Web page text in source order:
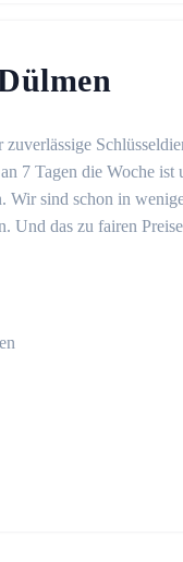
zuverlässige
7 Tagen die Woche
Wir sind schon in
Und das zu fairen